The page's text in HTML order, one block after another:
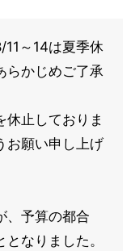
11～14は夏季休
らかじめご了承
休止しておりま
お願い申し上げ
、予算の都合
なりました。